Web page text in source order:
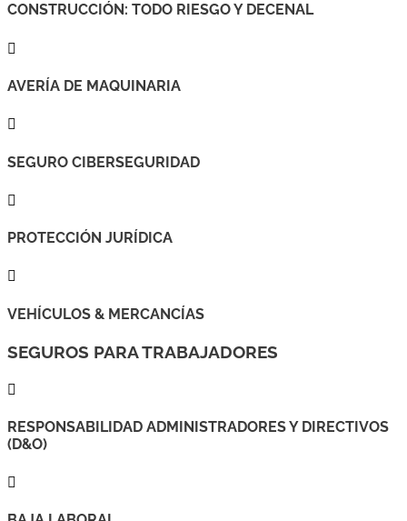
CONSTRUCCIÓN: TODO RIESGO Y DECENAL

AVERÍA DE MAQUINARIA

SEGURO CIBERSEGURIDAD

PROTECCIÓN JURÍDICA

VEHÍCULOS & MERCANCÍAS
SEGUROS PARA TRABAJADORES

RESPONSABILIDAD ADMINISTRADORES Y DIRECTIVOS
(D&O)
